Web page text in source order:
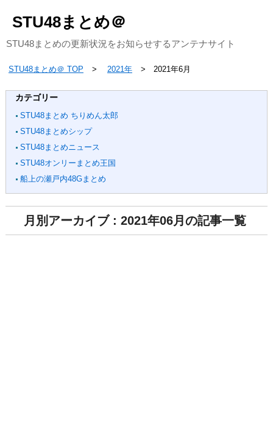
STU48まとめ＠
STU48まとめの更新状況をお知らせするアンテナサイト
STU48まとめ＠ TOP 2021年 2021年6月
カテゴリー
STU48まとめ ちりめん太郎
STU48まとめシップ
STU48まとめニュース
STU48オンリーまとめ王国
船上の瀬戸内48Gまとめ
月別アーカイブ : 2021年06月の記事一覧